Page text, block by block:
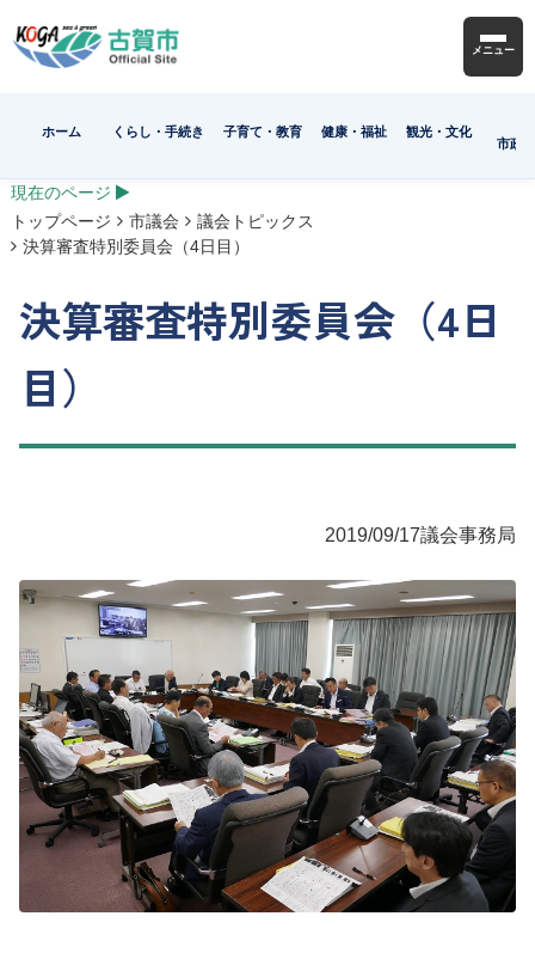
メニュー
ホーム くらし・手続き 子育て・教育 健康・福祉
観光・文化
市政
現在のページ
トップページ
市議会
議会トピックス
決算審査特別委員会（4日目）
決算審査特別委員会（4日
目）
2019/09/17議会事務局